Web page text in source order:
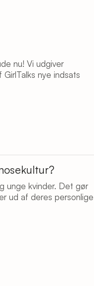
nu! Vi udgiver
nye indsats
unge kvinder. Det gør
ud af deres personlige